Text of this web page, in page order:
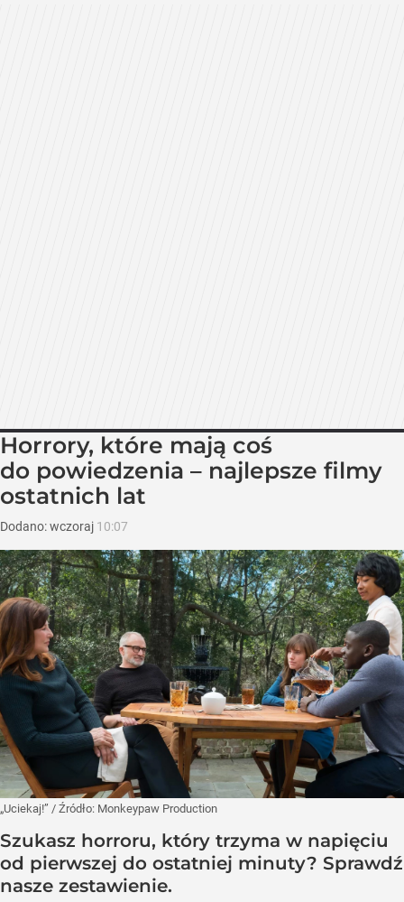
Horrory, które mają coś
do powiedzenia – najlepsze filmy
ostatnich lat
Dodano:wczoraj 10:07
„Uciekaj!” / Źródło: Monkeypaw Production
Szukasz horroru, który trzyma w napięciu
od pierwszej do ostatniej minuty? Sprawdź
nasze zestawienie.